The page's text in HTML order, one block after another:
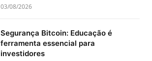
03/08/2026
Segurança Bitcoin: Educação é
ferramenta essencial para
investidores